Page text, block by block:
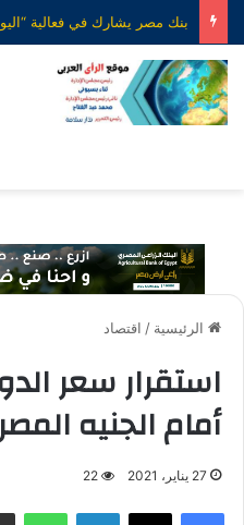
الرئيسية / اقتصاد
استقرار سعر
أمام الجنيه
27 يناير، 2021 22
فيسبوك X لينكدإن